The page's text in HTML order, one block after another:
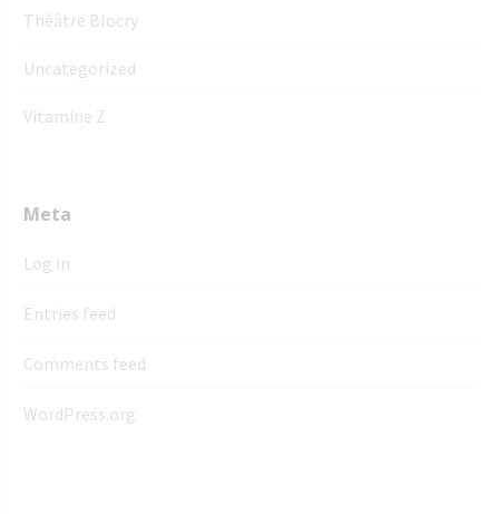
Théâtre Blocry
Uncategorized
Vitamine Z
Meta
Log in
Entries feed
Comments feed
WordPress.org